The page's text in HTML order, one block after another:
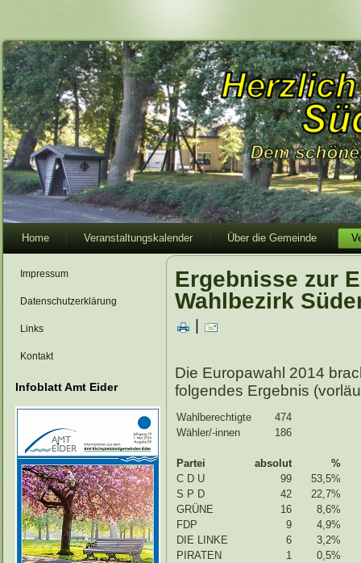
Home Veranstaltungskalender Über die Gemeinde
Impressum
Datenschutzerklärung
Links
Kontakt
Infoblatt Amt Eider
Ergebnisse zur
Wahlbezirk
Die Europawahl 2014
folgendes Ergebnis
Wahlberechtigte
474
Wähler/-innen
186
Partei absolut
%
C D U
99
53,5%
S P D
42
22,7%
GRÜNE
16
8,6%
FDP
9
4,9%
DIE LINKE
6
3,2%
PIRATEN
1
0,5%